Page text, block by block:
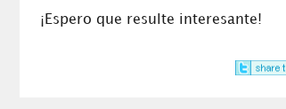
¡Espero que resulte interesante!